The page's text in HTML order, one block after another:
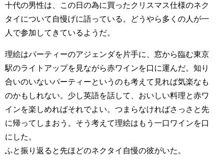
十代の男性は、この日の為に買ったクリスマス仕様のネク
タイについて自慢げに語っている。どうやら多くの人が一
人で参加してきているようだ。
理絵はパーティーのアジェンダを片手に、窓から臨む東京
駅のライトアップを見ながら赤ワインを口に運んだ。知り
合いのいないパーティーというのも考えて見れば気楽なも
のかもしれない。少し英語を話して、おいしい料理と赤ワ
インを楽しめればそれでよい。つまらなければさっさと先
に帰ってしまおう。そう考えて理絵はもう一口ワインを口
にした。
ふと振り返ると先ほどのネクタイ自慢の彼がいた。